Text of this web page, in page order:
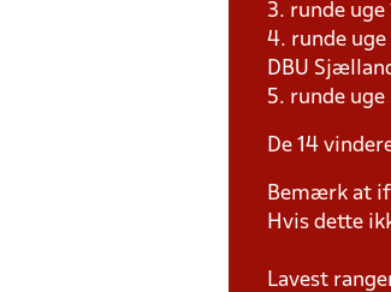
3. runde
4. runde
DBU
5. runde
De 14
Bemærk at
Hvis dette
Lavest